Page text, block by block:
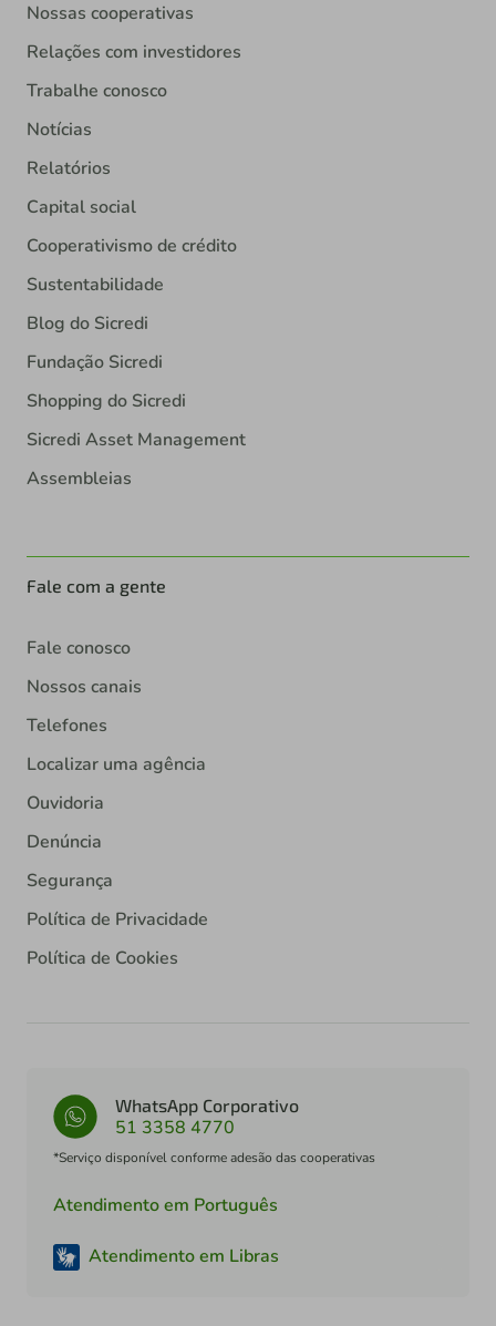
Nossas cooperativas
Relações com investidores
Trabalhe conosco
Notícias
Relatórios
Capital social
Cooperativismo de crédito
Sustentabilidade
Blog do Sicredi
Fundação Sicredi
Shopping do Sicredi
Sicredi Asset Management
Assembleias
Fale com a gente
Fale conosco
Nossos canais
Telefones
Localizar uma agência
Ouvidoria
Denúncia
Segurança
Política de Privacidade
Política de Cookies
WhatsApp Corporativo
51 3358 4770
*Serviço disponível conforme adesão das cooperativas
Atendimento em Português
Atendimento em Libras